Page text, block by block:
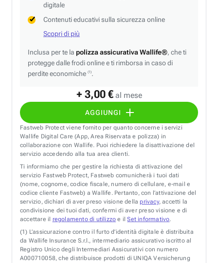
+ 3,00 € al mese
AGGIUNGI
digitale
Contenuti educativi sulla sicurezza online
Scopri di più
Inclusa per te la polizza assicurativa Wallife®, che ti
protegge dalle frodi online e ti rimborsa in caso di
perdite economiche (1).
Fastweb Protect viene fornito per quanto concerne i servizi
Wallife Digital Care (App, Area Riservata e polizza) in
collaborazione con Wallife. Puoi richiedere la disattivazione del
servizio accedendo alla tua area clienti.
Ti informiamo che per gestire la richiesta di attivazione del
servizio Fastweb Protect, Fastweb comunicherà i tuoi dati
(nome, cognome, codice fiscale, numero di cellulare, e-mail e
codice cliente Fastweb) a Wallife. Pertanto, con l’attivazione del
servizio, dichiari di aver preso visione della privacy, accetti la
condivisione dei tuoi dati, confermi di aver preso visione e di
accettare il regolamento di utilizzo e ilSet informativo.
(1) L’assicurazione contro il furto d’identità digitale è distribuita
da Wallife Insurance S.r.l., intermediario assicurativo iscritto al
Registro Unico degli Intermediari Assicurativi con numero
A000710058, che distribuisce prodotti di UNIQA Versicherung